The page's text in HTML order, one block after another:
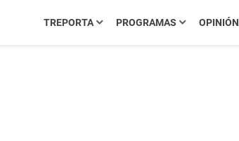
TREPORTA PROGRAMAS OPINIÓN